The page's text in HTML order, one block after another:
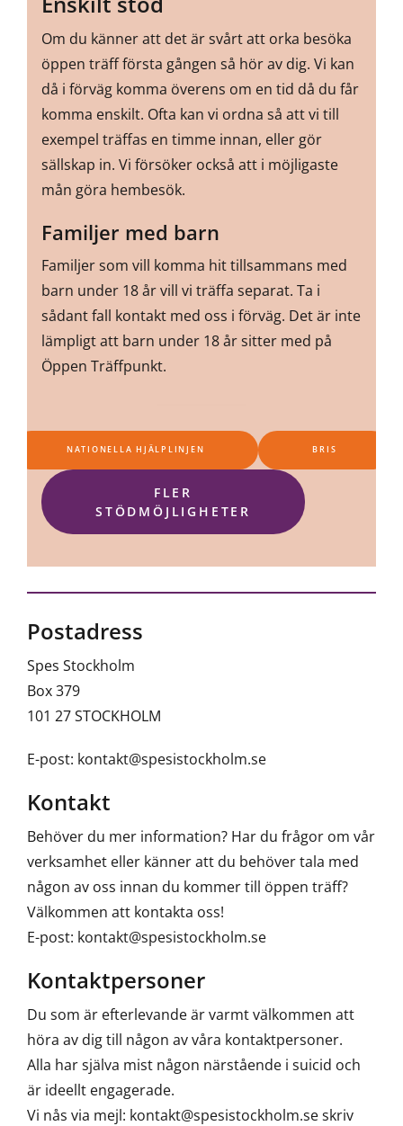
Om du känner att det är svårt att orka besöka
öppen träff första gången så hör av dig. Vi kan
då i förväg komma överens om en tid då du får
komma enskilt. Ofta kan vi ordna så att vi till
exempel träffas en timme innan, eller gör
sällskap in. Vi försöker också att i möjligaste
mån göra hembesök.
Familjer med barn
Familjer som vill komma hit tillsammans med
barn under 18 år vill vi träffa separat. Ta i
sådant fall kontakt med oss i förväg. Det är inte
lämpligt att barn under 18 år sitter med på
Öppen Träffpunkt.
NATIONELLA HJÄLPLINJEN BRIS
FLER
STÖDMÖJLIGHETER
Postadress
Spes Stockholm
Box 379
101 27 STOCKHOLM
E-post: kontakt@spesistockholm.se
Kontakt
Behöver du mer information? Har du frågor om vår
verksamhet eller känner att du behöver tala med
någon av oss innan du kommer till öppen träff?
Välkommen att kontakta oss!
E-post: kontakt@spesistockholm.se
Kontaktpersoner
Du som är efterlevande är varmt välkommen att
höra av dig till någon av våra kontaktpersoner.
Alla har själva mist någon närstående i suicid och
är ideellt engagerade.
Vi nås via mejl: kontakt@spesistockholm.se skriv